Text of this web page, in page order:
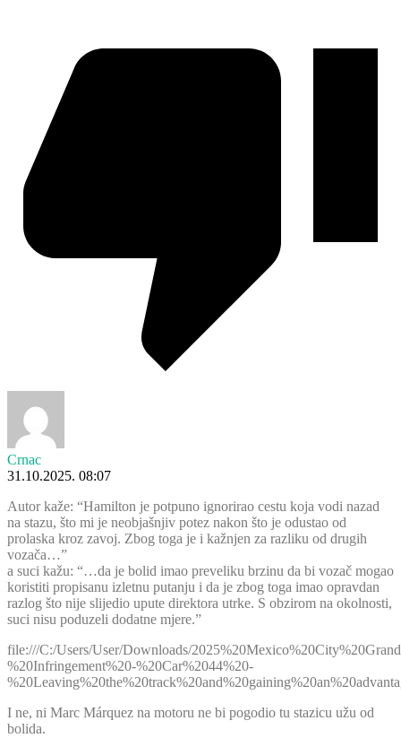
Crnac
31.10.2025. 08:07
Autor kaže: “Hamilton je potpuno ignorirao cestu koja vodi nazad
na stazu, što mi je neobjašnjiv potez nakon što je odustao od
prolaska kroz zavoj. Zbog toga je i kažnjen za razliku od drugih
vozača…”
a suci kažu: “…da je bolid imao preveliku brzinu da bi vozač mogao
koristiti propisanu izletnu putanju i da je zbog toga imao opravdan
razlog što nije slijedio upute direktora utrke. S obzirom na okolnosti,
suci nisu poduzeli dodatne mjere.”
file:///C:/Users/User/Downloads/
%20Infringement%20-%20Car%2044%20-
I ne, ni Marc Márquez na motoru ne bi pogodio tu stazicu užu od
bolida.